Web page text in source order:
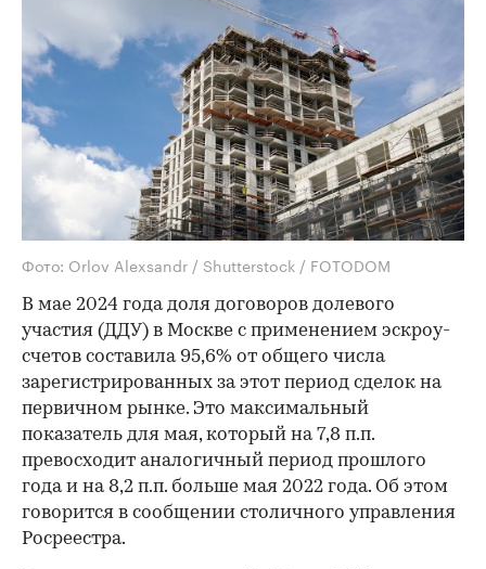
Фото: Orlov Alexsandr / Shutterstock / FOTODOM
В мае 2024 года доля договоров долевого
участия (ДДУ) в Москве с применением эскроу-
счетов составила 95,6% от общего числа
зарегистрированных за этот период сделок на
первичном рынке. Это максимальный
показатель для мая, который на 7,8 п.п.
превосходит аналогичный период прошлого
года и на 8,2 п.п. больше мая 2022 года. Об этом
говорится в сообщении столичного управления
Росреестра.